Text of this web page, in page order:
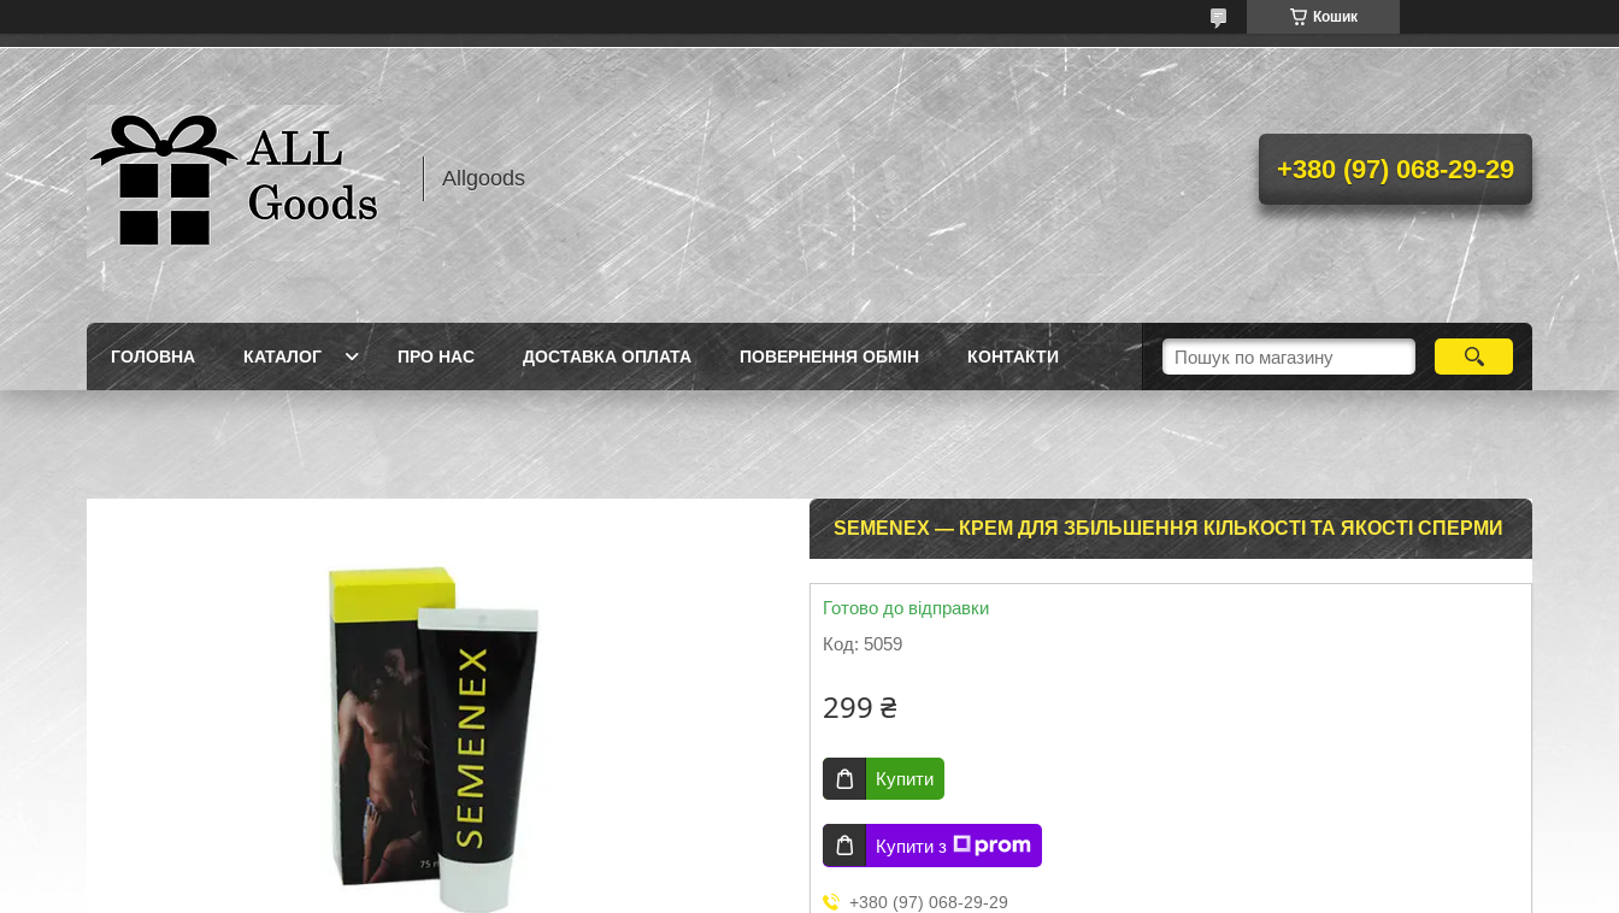
Кошик
Allgoods +380 (97) 068-29-29
ГОЛОВНА КАТАЛОГ ПРО НАС ДОСТАВКА ОПЛАТА ПОВЕРНЕННЯ ОБМІН КОНТАКТИ
SEMENEX — КРЕМ ДЛЯ ЗБІЛЬШЕННЯ КІЛЬКОСТІ ТА ЯКОСТІ СПЕРМИ
Готово до відправки
Код: 5059
299 ₴
Купити
Купити з
+380 (97) 068-29-29